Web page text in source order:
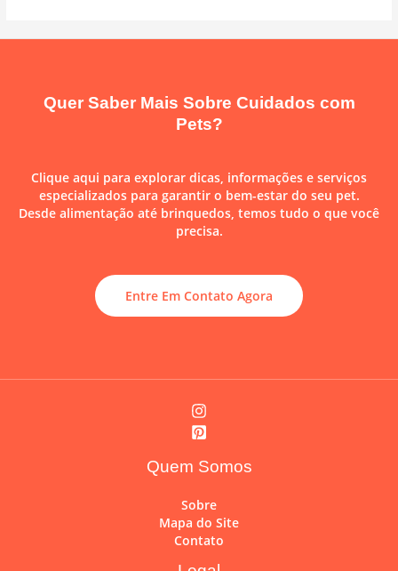
Quer Saber Mais Sobre Cuidados com
Pets?
Clique aqui para explorar dicas, informações e serviços
especializados para garantir o bem-estar do seu pet.
Desde alimentação até brinquedos, temos tudo o que você
precisa.
Entre Em Contato Agora
Quem Somos
Sobre
Mapa do Site
Contato